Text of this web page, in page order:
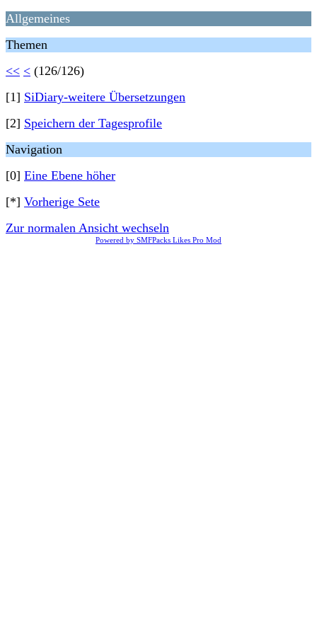
Allgemeines
Themen
<< < (126/126)
[1] SiDiary-weitere Übersetzungen
[2] Speichern der Tagesprofile
Navigation
[0] Eine Ebene höher
[*] Vorherige Sete
Zur normalen Ansicht wechseln
Powered by SMFPacks Likes Pro Mod